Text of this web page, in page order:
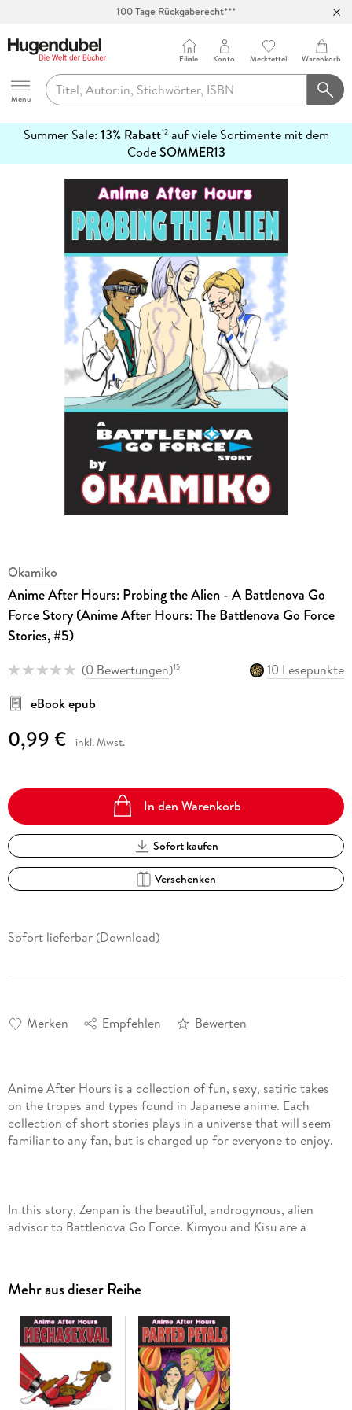
100 Tage Rückgaberecht***
Hugendubel
Menu
Filiale Konto Merkzettel Warenkorb
Summer Sale: 13% Rabatt12auf viele Sortimente mit dem
CodeSOMMER13
erfahren
Okamiko
Anime After Hours: Probing the Alien - A Battlenova Go
Force Story (Anime After Hours: The Battlenova Go Force
Stories, #5)
(0 Bewertungen)15
10 Lesepunkte
eBook epub
0,99 € inkl. Mwst.
In den Warenkorb
Sofort kaufen
Verschenken
Sofort lieferbar (Download)
Merken Empfehlen Bewerten
Anime After Hours is a collection of fun, sexy, satiric takes
on the tropes and types found in Japanese anime. Each
collection of short stories plays in a universe that will seem
In this story, Zenpan is the beautiful, androgynous, alien
advisor to Battlenova Go Force. Kimyou and Kisu are a
Who the heck is Battlenova Go Force?
Mehr aus dieser Reihe